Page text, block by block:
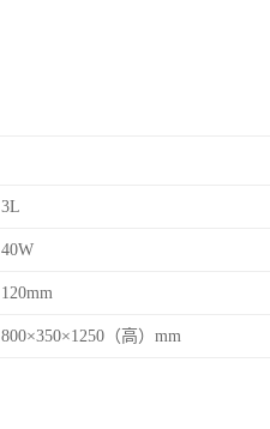
3L
40W
120mm
800×350×1250（高）mm